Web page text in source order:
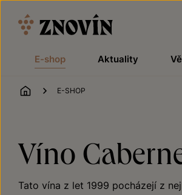
E-shop Aktuality
ÚVOD
E-SHOP
Víno
Tato vína z let 1999 pocházejí z